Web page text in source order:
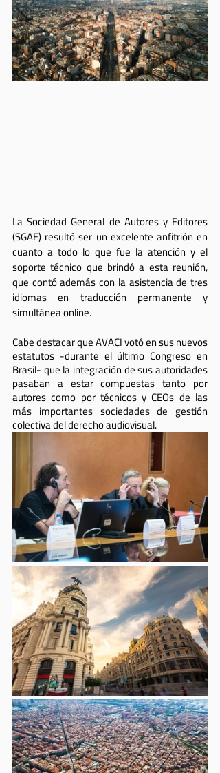
La Sociedad General de Autores y Editores
(SGAE) resultó ser un excelente anfitrión en
cuanto a todo lo que fue la atención y el
soporte técnico que brindó a esta reunión,
que contó además con la asistencia de tres
idiomas en traducción permanente y
simultánea online.
Cabe destacar que AVACI votó en sus nuevos
estatutos -durante el último Congreso en
Brasil- que la integración de sus autoridades
pasaban a estar compuestas tanto por
autores como por técnicos y CEOs de las
más importantes sociedades de gestión
colectiva del derecho audiovisual.